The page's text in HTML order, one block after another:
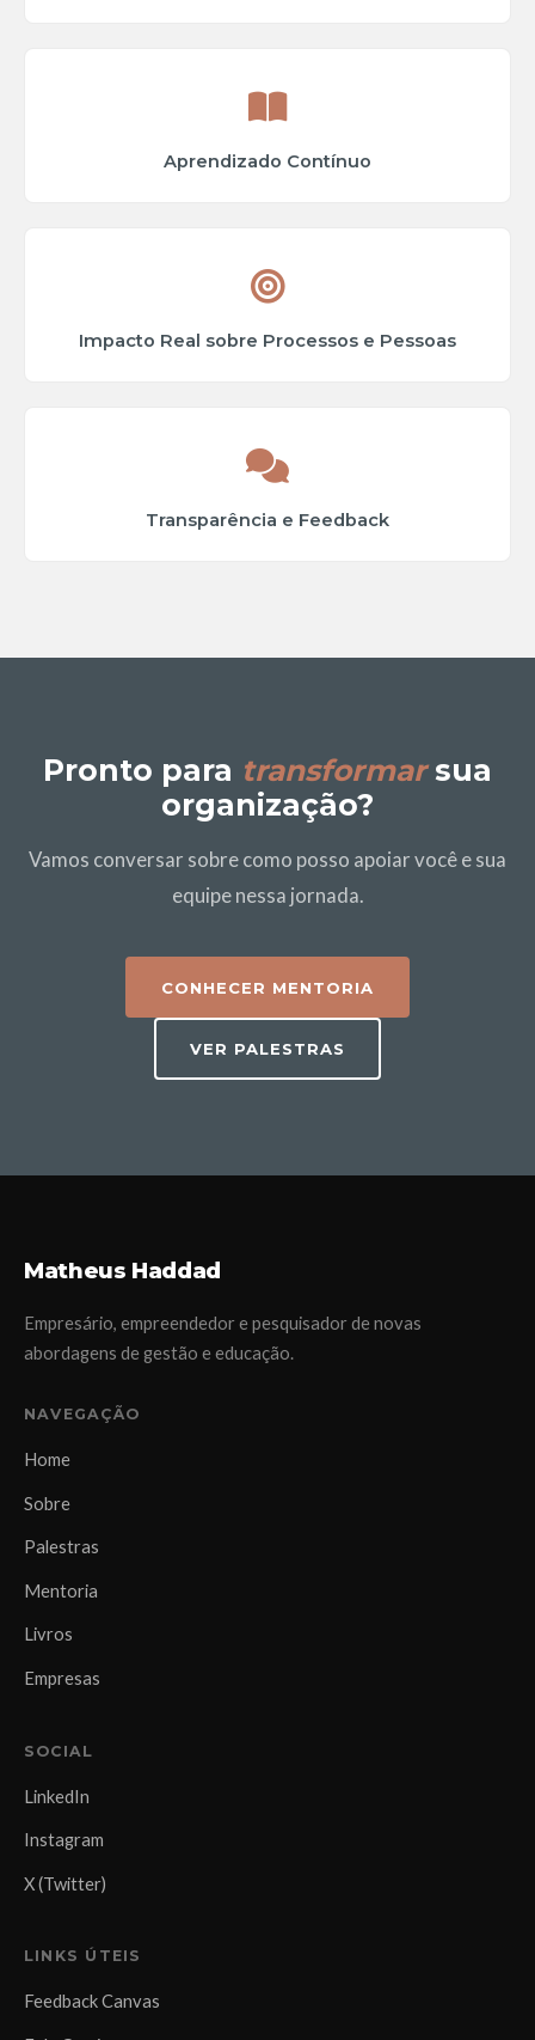
Aprendizado Contínuo
Impacto Real sobre Processos e Pessoas
Transparência e Feedback
Pronto para transformarsua
organização?
Vamos conversar sobre como posso apoiar você e sua
equipe nessa jornada.
CONHECER MENTORIA
VER PALESTRAS
Matheus Haddad
Empresário, empreendedor e pesquisador de novas
abordagens de gestão e educação.
NAVEGAÇÃO
Home
Sobre
Palestras
Mentoria
Livros
Empresas
SOCIAL
LinkedIn
Instagram
X (Twitter)
LINKS ÚTEIS
Feedback Canvas